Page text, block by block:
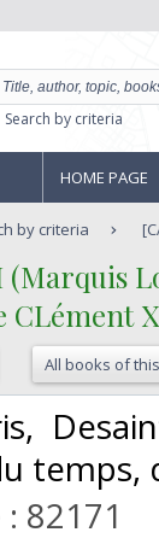
Search by criteria
HOME PAGE
by criteria
(Marquis
CLément
All books of
temps,
82171